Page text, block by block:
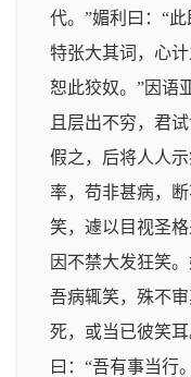
代。”媚利曰：“
特张大其词，心
恕此狡奴。”因语
且层出不穷，君
假之，后将人人
率，苟非甚病，
笑，遽以目视圣
因不禁大发狂笑
吾病辄笑，殊不
死，或当已彼笑
曰：“吾有事当行